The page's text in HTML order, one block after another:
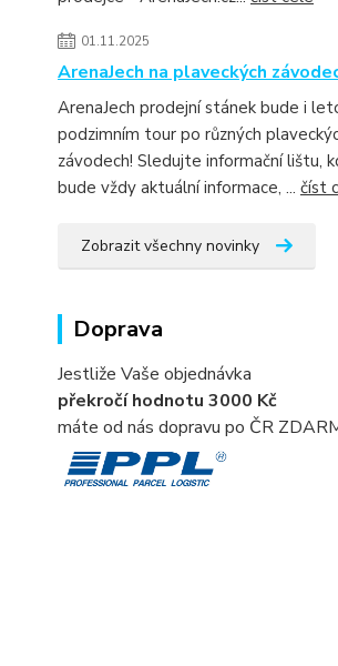
01.11.2025
ArenaJech na plaveckých
ArenaJech prodejní stánek bude i
podzimním tour po různých
závodech! Sledujte informační lištu,
bude vždy aktuální informace, ... číst
Zobrazit všechny novinky
Doprava
Jestliže Vaše objednávka
překročí hodnotu 3000 Kč
máte od nás dopravu po ČR